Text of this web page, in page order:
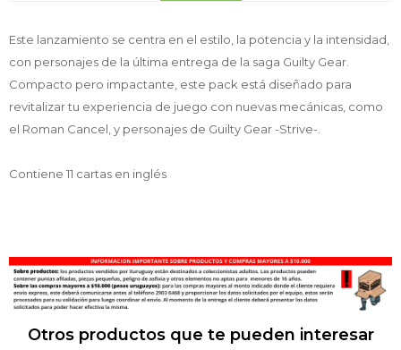
Este lanzamiento se centra en el estilo, la potencia y la intensidad,
con personajes de la última entrega de la saga Guilty Gear.
Compacto pero impactante, este pack está diseñado para
revitalizar tu experiencia de juego con nuevas mecánicas, como
el Roman Cancel, y personajes de Guilty Gear -Strive-.
Contiene 11 cartas en inglés
Otros productos que te pueden interesar